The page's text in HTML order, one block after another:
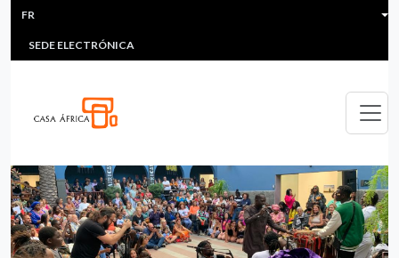
Aller au contenu principal
HEADER MENU
MULTIMEDIA
SEDE ELECTRÓNICA
FR